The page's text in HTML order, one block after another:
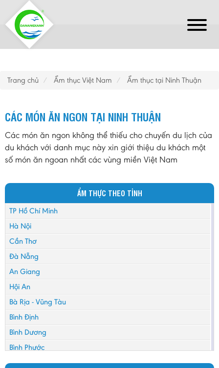
Trang chủ Ẩm thục Việt Nam Ẩm thục tại Ninh Thuận
CÁC MÓN ĂN NGON TẠI NINH THUẬN
Các món ăn ngon không thể thiếu cho chuyến du lịch của
du khách với danh mục này xin giới thiệu du khách một
số món ăn ngoan nhất các vùng miền Việt Nam
ẨM THỰC THEO TỈNH
TP Hồ Chí Minh
Hà Nội
Cần Thơ
Đà Nẵng
An Giang
Hội An
Bà Rịa - Vũng Tàu
Bình Định
Bình Dương
Bình Phước
Bình Thuận